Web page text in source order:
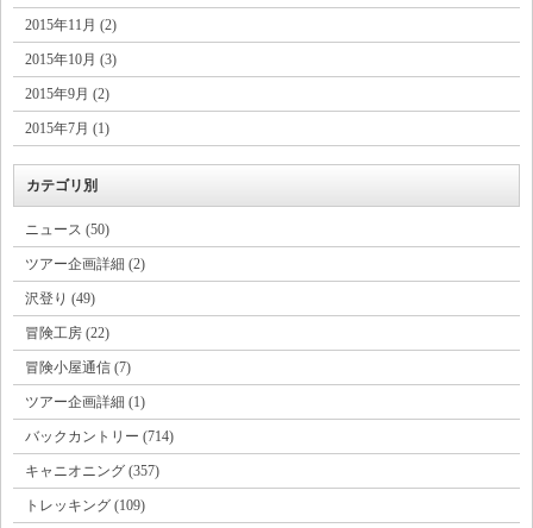
2015年11月 (2)
2015年10月 (3)
2015年9月 (2)
2015年7月 (1)
カテゴリ別
ニュース (50)
ツアー企画詳細 (2)
沢登り (49)
冒険工房 (22)
冒険小屋通信 (7)
ツアー企画詳細 (1)
バックカントリー (714)
キャニオニング (357)
トレッキング (109)